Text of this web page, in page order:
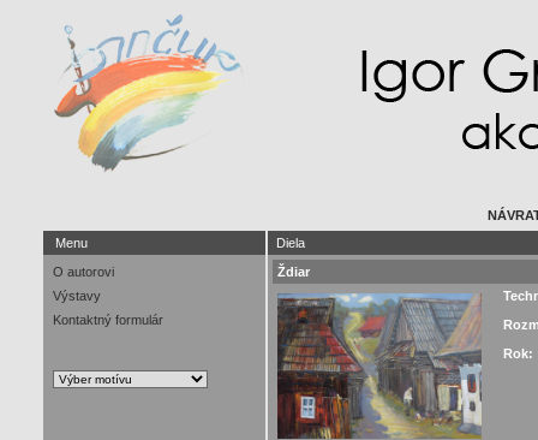
Menu
O autorovi
Výstavy
Kontaktný formulár
Diela
Ždiar
Rok: